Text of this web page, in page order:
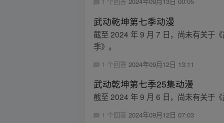
武动乾坤第七季动漫
截至 2024 年 9 月 7 日，尚未有关于
季》。
1 个回答 2024年09月12日 13:11
武动乾坤第七季25集动漫
截至 2024 年 9 月 6 日，尚未有关于
1 个回答 2024年09月12日 07:03